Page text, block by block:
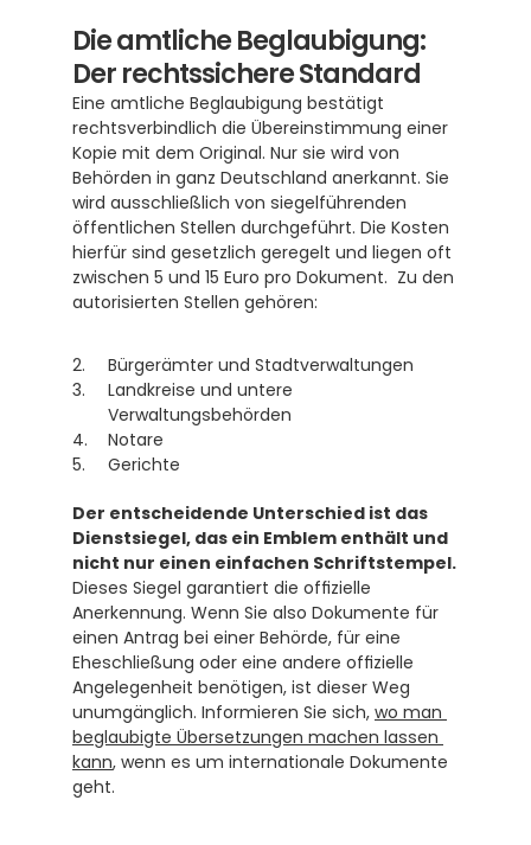
Die amtliche Beglaubigung:
Der rechtssichere Standard
Eine amtliche Beglaubigung bestätigt
rechtsverbindlich die Übereinstimmung einer
Kopie mit dem Original. Nur sie wird von
Behörden in ganz Deutschland anerkannt. Sie
wird ausschließlich von siegelführenden
öffentlichen Stellen durchgeführt. Die Kosten
hierfür sind gesetzlich geregelt und liegen oft
zwischen 5 und 15 Euro pro Dokument.  Zu den
autorisierten Stellen gehören:
Bürgerämter und Stadtverwaltungen
Landkreise und untere
Verwaltungsbehörden
Notare
Gerichte
Der entscheidende Unterschied ist das
Dienstsiegel, das ein Emblem enthält und
nicht nur einen einfachen Schriftstempel.
Dieses Siegel garantiert die offizielle
Anerkennung. Wenn Sie also Dokumente für
einen Antrag bei einer Behörde, für eine
Eheschließung oder eine andere offizielle
Angelegenheit benötigen, ist dieser Weg
unumgänglich. Informieren Sie sich, wo man
beglaubigte Übersetzungen machen lassen
kann, wenn es um internationale Dokumente
geht.